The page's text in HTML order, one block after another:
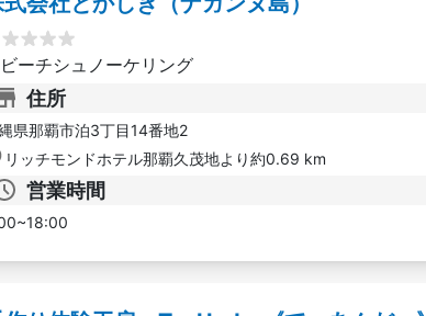
ビーチシュノーケリング
住所
県那覇市泊3丁目14番地2
リッチモンドホテル那覇久茂地より約0.69 km
営業時間